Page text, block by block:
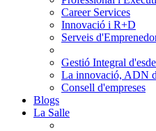
Career Services
Innovació i R+D
Serveis
Gestió Integral
La innovació, ADN
Consell d'empreses
Blogs
La Salle